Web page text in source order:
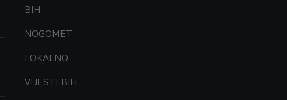
BIH
NOGOMET
LOKALNO
VIJESTI BIH